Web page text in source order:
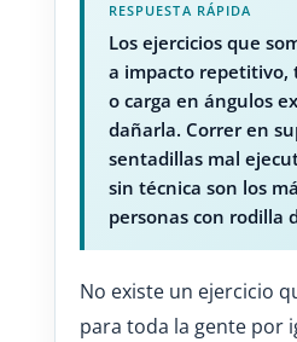
RESPUESTA RÁPIDA
Los ejercicios que
a impacto repetitivo,
o carga en ángulos
dañarla. Correr en
sentadillas mal
sin técnica son los
personas con rodilla
No existe un ejercicio
para toda la gente por